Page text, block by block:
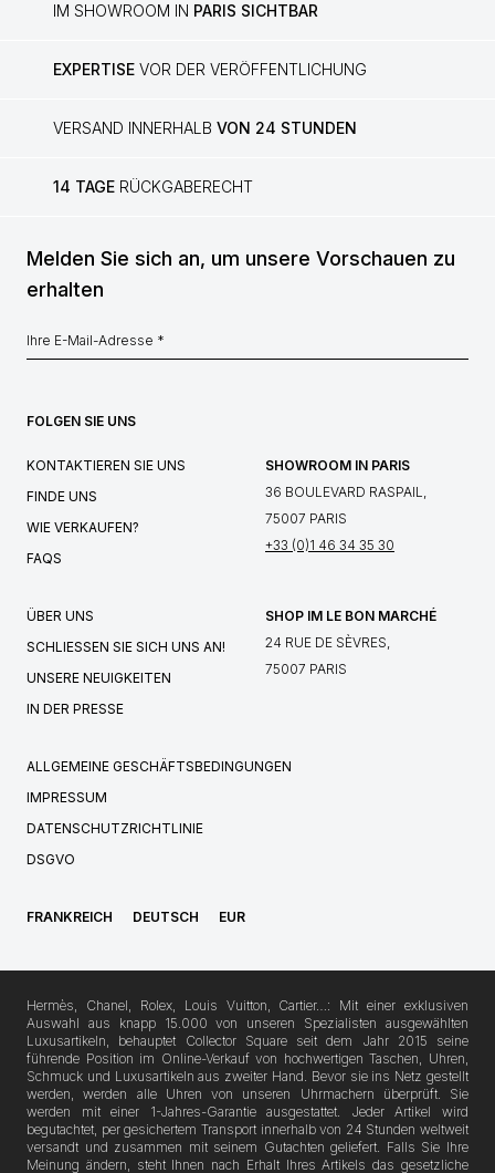
IM SHOWROOM IN PARIS SICHTBAR
EXPERTISE VOR DER VERÖFFENTLICHUNG
VERSAND INNERHALB VON 24 STUNDEN
14 TAGE RÜCKGABERECHT
Melden Sie sich an, um unsere Vorschauen zu
erhalten
FOLGEN SIE UNS
KONTAKTIEREN SIE UNS
FINDE UNS
WIE VERKAUFEN?
FAQS
SHOWROOM IN PARIS
36 BOULEVARD RASPAIL,
75007 PARIS
+33 (0)1 46 34 35 30
ÜBER UNS
SCHLIESSEN SIE SICH UNS AN!
UNSERE NEUIGKEITEN
IN DER PRESSE
SHOP IM LE BON MARCHÉ
24 RUE DE SÈVRES,
75007 PARIS
ALLGEMEINE GESCHÄFTSBEDINGUNGEN
IMPRESSUM
DATENSCHUTZRICHTLINIE
DSGVO
FRANKREICH DEUTSCH EUR
Hermès, Chanel, Rolex, Louis Vuitton, Cartier…: Mit einer exklusiven
Auswahl aus knapp 15.000 von unseren Spezialisten ausgewählten
Luxusartikeln, behauptet Collector Square seit dem Jahr 2015 seine
führende Position im Online-Verkauf von hochwertigen Taschen, Uhren,
Schmuck und Luxusartikeln aus zweiter Hand. Bevor sie ins Netz gestellt
werden, werden alle Uhren von unseren Uhrmachern überprüft. Sie
werden mit einer 1-Jahres-Garantie ausgestattet. Jeder Artikel wird
begutachtet, per gesichertem Transport innerhalb von 24 Stunden weltweit
versandt und zusammen mit seinem Gutachten geliefert. Falls Sie Ihre
Meinung ändern, steht Ihnen nach Erhalt Ihres Artikels das gesetzliche